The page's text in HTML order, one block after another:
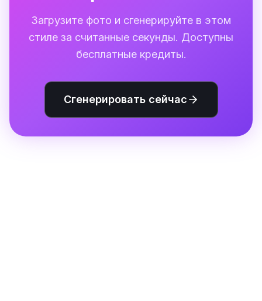
Загрузите фото и сгенерируйте в этом
стиле за считанные секунды. Доступны
бесплатные кредиты.
Сгенерировать сейчас